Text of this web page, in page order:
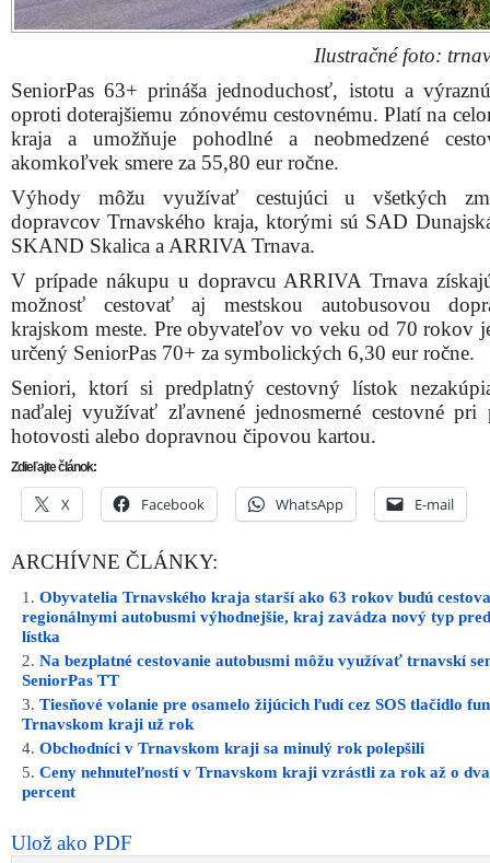
Ilustračné foto:
SeniorPas 63+ prináša jednoduchosť, istotu a
oproti doterajšiemu zónovému cestovnému. Platí na
kraja a umožňuje pohodlné a neobmedzené
akomkoľvek smere za 55,80 eur ročne.
Výhody môžu využívať cestujúci u všetkých
dopravcov Trnavského kraja, ktorými sú SAD
SKAND Skalica a ARRIVA Trnava.
V prípade nákupu u dopravcu ARRIVA Trnava
možnosť cestovať aj mestskou autobusovou
krajskom meste. Pre obyvateľov vo veku od 70 rokov
určený SeniorPas 70+ za symbolických 6,30 eur ročne.
Seniori, ktorí si predplatný cestovný lístok
naďalej využívať zľavnené jednosmerné cestovné pri
hotovosti alebo dopravnou čipovou kartou.
Zdieľajte článok:
X Facebook WhatsApp E-mail
ARCHÍVNE ČLÁNKY:
Obyvatelia Trnavského kraja starší ako 63 rokov budú
regionálnymi autobusmi výhodnejšie, kraj zavádza nový typ
lístka
Na bezplatné cestovanie autobusmi môžu využívať trnavskí
SeniorPas TT
Tiesňové volanie pre osamelo žijúcich ľudí cez SOS tlačidlo
Trnavskom kraji už rok
Obchodníci v Trnavskom kraji sa minulý rok polepšili
Ceny nehnuteľností v Trnavskom kraji vzrástli za rok až o
percent
Ulož ako PDF